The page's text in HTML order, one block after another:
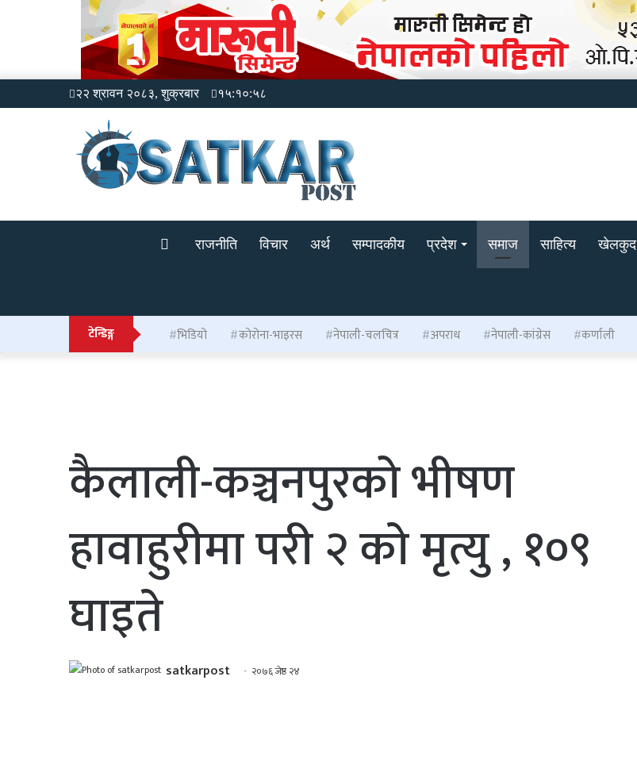
२२ श्रावन २०८३, शुक्रबार १५:१०:५८
राजनीति विचार अर्थ सम्पादकीय प्रदेश समाज साहित्य खेलकुद
टेन्डिङ्ग भिडियो कोरोना-भाइरस नेपाली-चलचित्र अपराध नेपाली-कांग्रेस कर्णाली
कैलाली-कञ्चनपुरको भीषण
हावाहुरीमा परी २ काे मृत्यु , १०९
घाइते
satkarpost २०७६ जेष्ठ २४